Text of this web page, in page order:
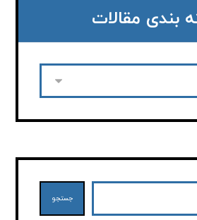
بندی مقالات
جستجو